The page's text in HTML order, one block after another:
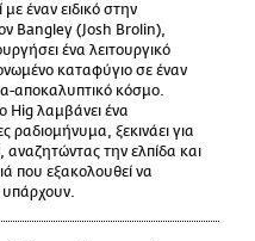
με έναν ειδικό στην
Bangley (Josh Brolin),
ένα λειτουργικό
καταφύγιο σε έναν
αποκαλυπτικό κόσμο.
Hig λαμβάνει ένα
ραδιομήνυμα, ξεκινάει για
αναζητώντας την ελπίδα και
που εξακολουθεί να
υπάρχουν.